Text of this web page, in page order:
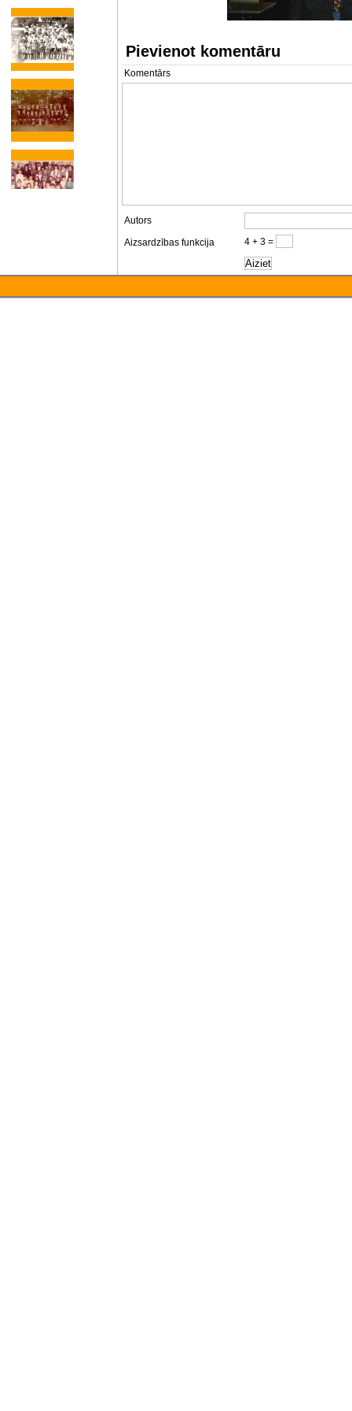
Pievienot komentāru
Komentārs
Autors
Aizsardzības funkcija
4 + 3 =